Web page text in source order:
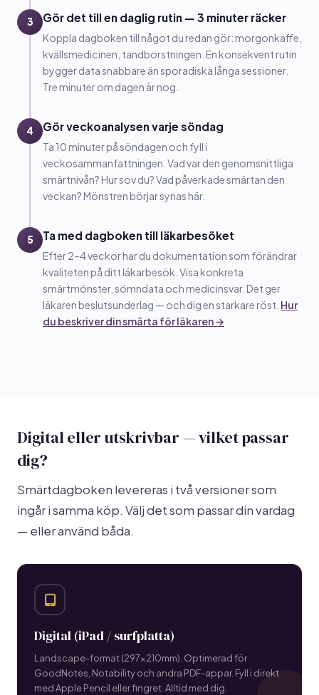
3 Gör det till en daglig rutin — 3 minuter räcker
Koppla dagboken till något du redan gör: morgonkaffe,
kvällsmedicinen, tandborstningen. En konsekvent rutin
bygger data snabbare än sporadiska långa sessioner.
Tre minuter om dagen är nog.
4 Gör veckoanalysen varje söndag
Ta 10 minuter på söndagen och fyll i
veckosammanfattningen. Vad var den genomsnittliga
smärtnivån? Hur sov du? Vad påverkade smärtan den
veckan? Mönstren börjar synas här.
5 Ta med dagboken till läkarbesöket
Efter 2–4 veckor har du dokumentation som förändrar
kvaliteten på ditt läkarbesök. Visa konkreta
smärtmönster, sömndata och medicinsvar. Det ger
läkaren beslutsunderlag — och dig en starkare röst. Hur
du beskriver din smärta för läkaren →
Digital eller utskrivbar — vilket passar
dig?
Smärtdagboken levereras i två versioner som
ingår i samma köp. Välj det som passar din vardag
— eller använd båda.
Digital (iPad / surfplatta)
Landscape-format (297×210mm). Optimerad för
GoodNotes, Notability och andra PDF-appar. Fyll i direkt
med Apple Pencil eller fingret. Alltid med dig.